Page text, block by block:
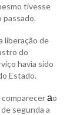
tivesse
passado.
liberação de
do
havia sido
Estado.
ao
segunda a